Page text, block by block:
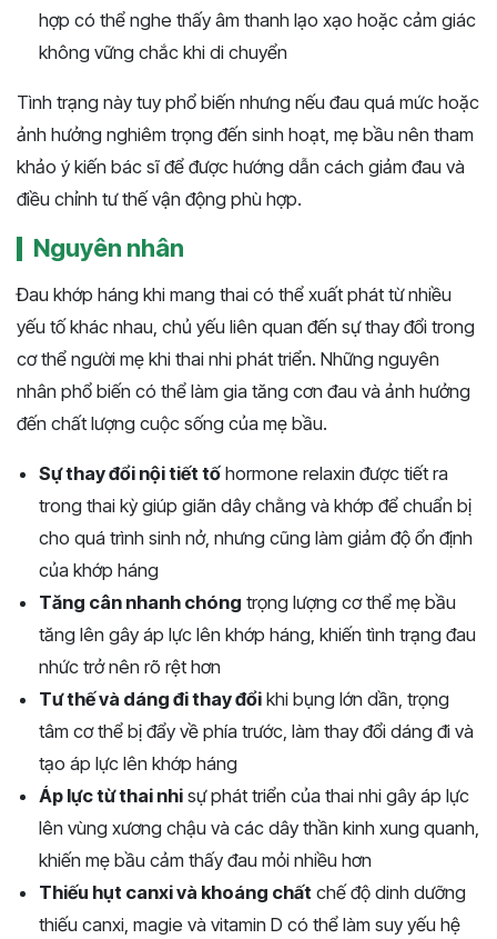
hợp có thể nghe thấy âm thanh lạo xạo hoặc cảm giác
không vững chắc khi di chuyển
Tình trạng này tuy phổ biến nhưng nếu đau quá mức hoặc
ảnh hưởng nghiêm trọng đến sinh hoạt, mẹ bầu nên tham
khảo ý kiến bác sĩ để được hướng dẫn cách giảm đau và
điều chỉnh tư thế vận động phù hợp.
Nguyên nhân
Đau khớp háng khi mang thai có thể xuất phát từ nhiều
yếu tố khác nhau, chủ yếu liên quan đến sự thay đổi trong
cơ thể người mẹ khi thai nhi phát triển. Những nguyên
nhân phổ biến có thể làm gia tăng cơn đau và ảnh hưởng
đến chất lượng cuộc sống của mẹ bầu.
Sự thay đổi nội tiết tố hormone relaxin được tiết ra
trong thai kỳ giúp giãn dây chằng và khớp để chuẩn bị
cho quá trình sinh nở, nhưng cũng làm giảm độ ổn định
của khớp háng
Tăng cân nhanh chóng trọng lượng cơ thể mẹ bầu
tăng lên gây áp lực lên khớp háng, khiến tình trạng đau
nhức trở nên rõ rệt hơn
Tư thế và dáng đi thay đổi khi bụng lớn dần, trọng
tâm cơ thể bị đẩy về phía trước, làm thay đổi dáng đi và
tạo áp lực lên khớp háng
Áp lực từ thai nhi sự phát triển của thai nhi gây áp lực
lên vùng xương chậu và các dây thần kinh xung quanh,
khiến mẹ bầu cảm thấy đau mỏi nhiều hơn
Thiếu hụt canxi và khoáng chất chế độ dinh dưỡng
thiếu canxi, magie và vitamin D có thể làm suy yếu hệ